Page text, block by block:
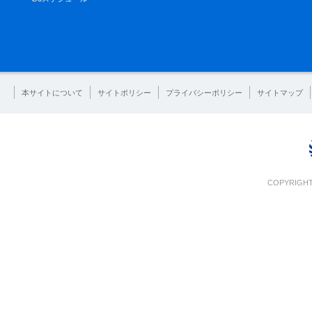
本サイトについて サイトポリシー プライバシーポリシー サイトマップ